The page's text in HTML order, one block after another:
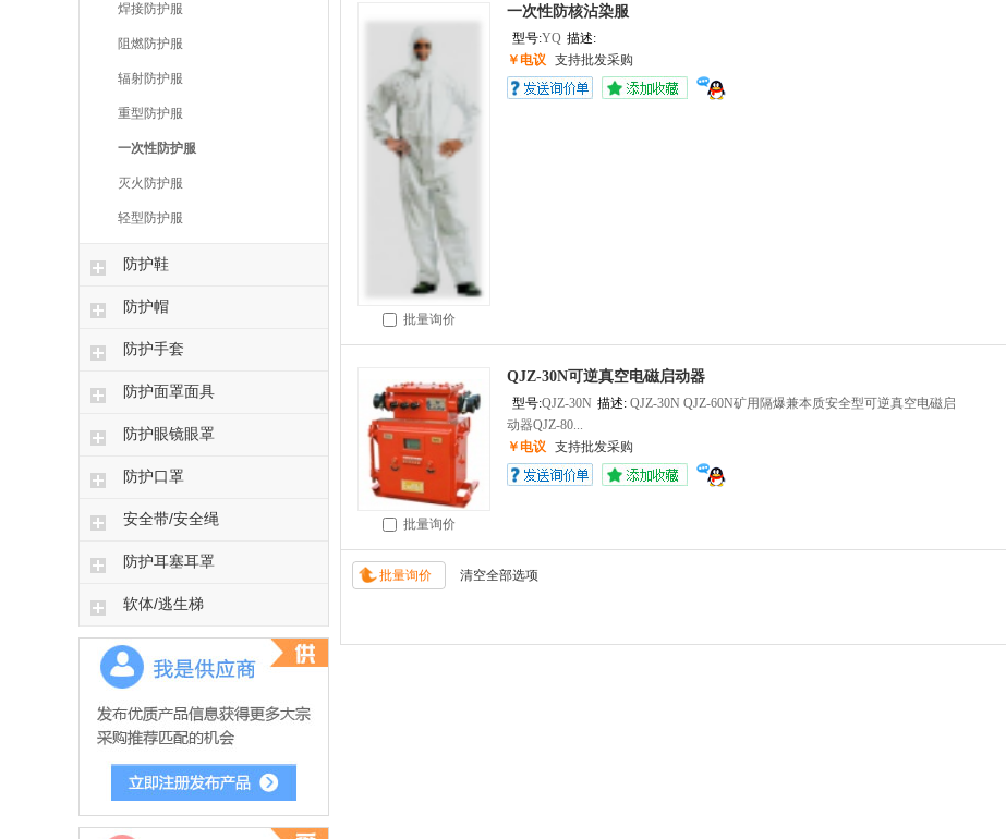
焊接防护服
阻燃防护服
辐射防护服
重型防护服
一次性防护服
灭火防护服
轻型防护服
防护鞋
防护帽
防护手套
防护面罩面具
防护眼镜眼罩
防护口罩
安全带/安全绳
防护耳塞耳罩
软体/逃生梯
批量询价
一次性防核沾染服
型号:YQ 描述:
￥电议 支持批发采购
批量询价
QJZ-30N可逆真空电磁启动器
型号:QJZ-30N 描述: QJZ-30N QJZ-60N矿用隔爆兼本质安全型可逆真空电磁启
动器QJZ-80...
￥电议 支持批发采购